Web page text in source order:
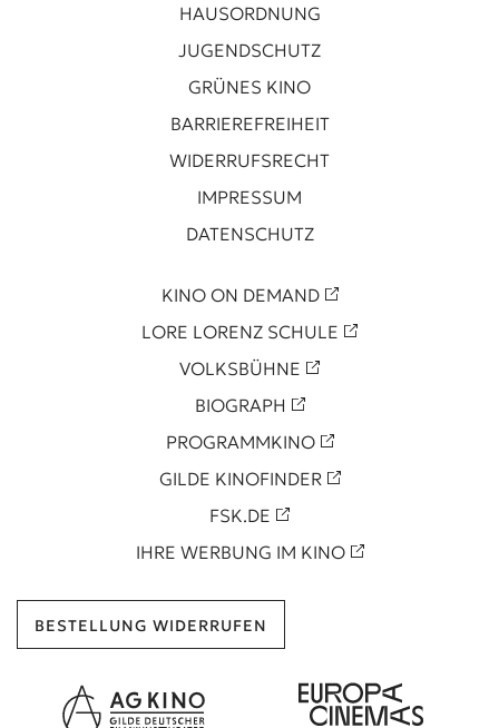
HAUSORDNUNG
JUGENDSCHUTZ
GRÜNES KINO
BARRIEREFREIHEIT
WIDERRUFSRECHT
IMPRESSUM
DATENSCHUTZ
KINO ON DEMAND
LORE LORENZ SCHULE
VOLKSBÜHNE
BIOGRAPH
PROGRAMMKINO
GILDE KINOFINDER
FSK.DE
IHRE WERBUNG IM KINO
BESTELLUNG WIDERRUFEN